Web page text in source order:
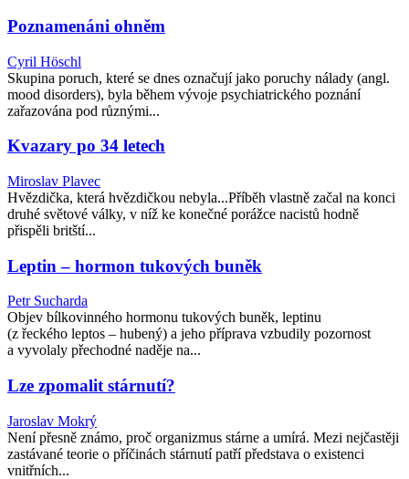
Poznamenáni ohněm
Cyril Höschl
Skupina poruch, které se dnes označují jako poruchy nálady (angl.
mood disorders), byla během vývoje psychiatrického poznání
zařazována pod různými...
Kvazary po 34 letech
Miroslav Plavec
Hvězdička, která hvězdičkou nebyla...Příběh vlastně začal na konci
druhé světové války, v níž ke konečné porážce nacistů hodně
přispěli britští...
Leptin – hormon tukových buněk
Petr Sucharda
Objev bílkovinného hormonu tukových buněk, leptinu
(z řeckého leptos – hubený) a jeho příprava vzbudily pozornost
a vyvolaly přechodné naděje na...
Lze zpomalit stárnutí?
Jaroslav Mokrý
Není přesně známo, proč organizmus stárne a umírá. Mezi nejčastěji
zastávané teorie o příčinách stárnutí patří představa o existenci
vnitřních...